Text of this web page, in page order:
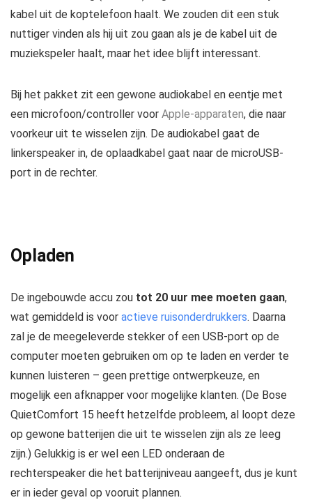
kabel uit de koptelefoon haalt. We zouden dit een stuk
nuttiger vinden als hij uit zou gaan als je de kabel uit de
muziekspeler haalt, maar het idee blijft interessant.
Bij het pakket zit een gewone audiokabel en eentje met
een microfoon/controller voor Apple-apparaten, die naar
voorkeur uit te wisselen zijn. De audiokabel gaat de
linkerspeaker in, de oplaadkabel gaat naar de microUSB-
port in de rechter.
Opladen
De ingebouwde accu zou tot 20 uur mee moeten gaan,
wat gemiddeld is voor actieve ruisonderdrukkers. Daarna
zal je de meegeleverde stekker of een USB-port op de
computer moeten gebruiken om op te laden en verder te
kunnen luisteren – geen prettige ontwerpkeuze, en
mogelijk een afknapper voor mogelijke klanten. (De Bose
QuietComfort 15 heeft hetzelfde probleem, al loopt deze
op gewone batterijen die uit te wisselen zijn als ze leeg
zijn.) Gelukkig is er wel een LED onderaan de
rechterspeaker die het batterijniveau aangeeft, dus je kunt
er in ieder geval op vooruit plannen.